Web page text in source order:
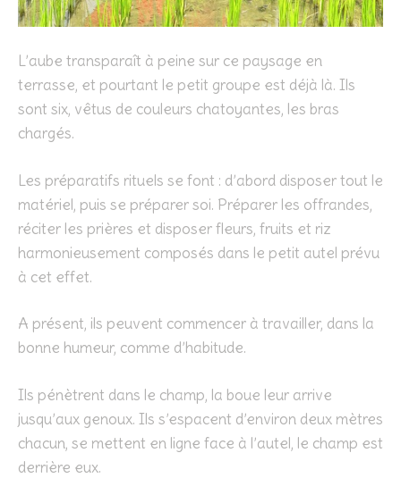
L’aube transparaît à peine sur ce paysage en
terrasse, et pourtant le petit groupe est déjà là. Ils
sont six, vêtus de couleurs chatoyantes, les bras
chargés.
Les préparatifs rituels se font : d’abord disposer tout le
matériel, puis se préparer soi. Préparer les offrandes,
réciter les prières et disposer fleurs, fruits et riz
harmonieusement composés dans le petit autel prévu
à cet effet.
A présent, ils peuvent commencer à travailler, dans la
bonne humeur, comme d’habitude.
Ils pénètrent dans le champ, la boue leur arrive
jusqu’aux genoux. Ils s’espacent d’environ deux mètres
chacun, se mettent en ligne face à l’autel, le champ est
derrière eux.